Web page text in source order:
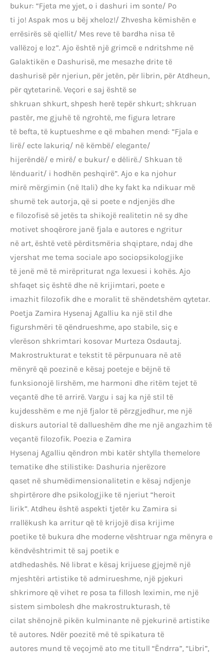
bukur: “Fjeta me yjet, o i dashuri im sonte/ Po
ti jo! Aspak mos u bëj xheloz!/ Zhvesha këmishën e
errësirës së qiellit/ Mes reve të bardha nisa të
vallëzoj e loz”. Ajo është një grimcë e ndritshme në
Galaktikën e Dashurisë, me mesazhe drite të
dashurisë për njeriun, për jetën, për librin, për Atdheun,
për qytetarinë. Veçori e saj është se
shkruan shkurt, shpesh herë tepër shkurt; shkruan
pastër, me gjuhë të ngrohtë, me figura letrare
të befta, të kuptueshme e që mbahen mend: “Fjala e
lirë/ ecte lakuriq/ në këmbë/ elegante/
hijerëndë/ e mirë/ e bukur/ e dëlirë./ Shkuan të
lënduarit/ i hodhën peshqirë”. Ajo e ka njohur
mirë mërgimin (në Itali) dhe ky fakt ka ndikuar më
shumë tek autorja, që si poete e ndjenjës dhe
e filozofisë së jetës ta shikojë realitetin në sy dhe
motivet shoqërore janë fjala e autores e ngritur
në art, është vetë përditsmëria shqiptare, ndaj dhe
vjershat me tema sociale apo sociopsikologjike
të jenë më të mirëpriturat nga lexuesi i kohës. Ajo
shfaqet siç është dhe në krijimtari, poete e
imazhit filozofik dhe e moralit të shëndetshëm qytetar.
Poetja Zamira Hysenaj Agalliu ka një stil dhe
figurshmëri të qëndrueshme, apo stabile, siç e
vlerëson shkrimtari kosovar Murteza Osdautaj.
Makrostrukturat e tekstit të përpunuara në atë
mënyrë që poezinë e kësaj poeteje e bëjnë të
funksionojë lirshëm, me harmoni dhe ritëm tejet të
veçantë dhe të arrirë. Vargu i saj ka një stil të
kujdesshëm e me një fjalor të përzgjedhur, me një
diskurs autorial të dallueshëm dhe me një angazhim të
veçantë filozofik. Poezia e Zamira
Hysenaj Agalliu qëndron mbi katër shtylla themelore
tematike dhe stilistike: Dashuria njerëzore
qaset në shumëdimensionalitetin e kësaj ndjenje
shpirtërore dhe psikologjike të njeriut “heroit
lirik”. Atdheu është aspekti tjetër ku Zamira si
rrallëkush ka arritur që të krijojë disa krijime
poetike të bukura dhe moderne vështruar nga mënyra e
këndvështrimit të saj poetik e
atdhedashës. Në librat e kësaj krijuese gjejmë një
mjeshtëri artistike të admirueshme, një pjekuri
shkrimore që vihet re posa ta fillosh leximin, me një
sistem simbolesh dhe makrostrukturash, të
cilat shënojnë pikën kulminante në pjekurinë artistike
të autores. Ndër poezitë më të spikatura të
autores mund të veçojmë ato me titull “Ëndrra”, “Libri”,